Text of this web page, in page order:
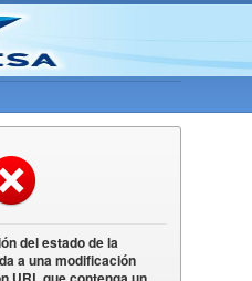
del estado de la
a una modificación